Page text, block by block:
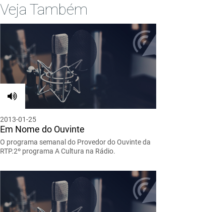
Veja Também
2013-01-25
Em Nome do Ouvinte
O programa semanal do Provedor do Ouvinte da
RTP.2º programa A Cultura na Rádio.